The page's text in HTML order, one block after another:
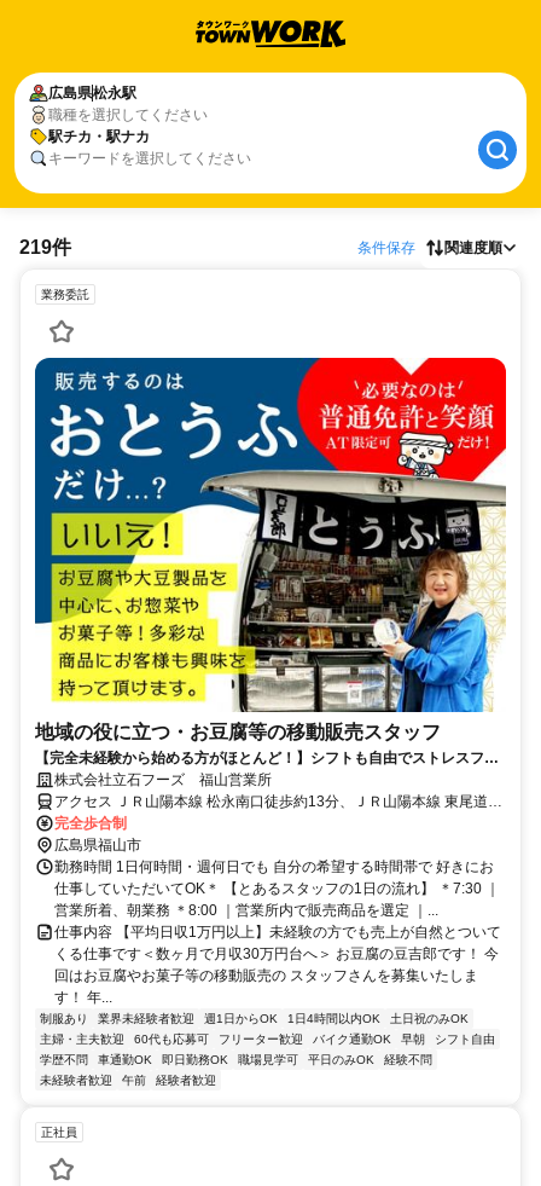
広島県松永駅
職種を選択してください
駅チカ・駅ナカ
キーワードを選択してください
219件 条件保存 関連度順
業務委託
地域の役に立つ・お豆腐等の移動販売スタッフ
【完全未経験から始める方がほとんど！】シフトも自由でストレスフリ
ー♪主婦さん活躍中！
株式会社立石フーズ 福山営業所
アクセス ＪＲ山陽本線 松永南口徒歩約13分、ＪＲ山陽本線 東尾道出
入口1徒歩約47分、ＪＲ山陽本線 備後赤坂徒歩約69分 車で松永駅か
ら4分｜東尾道駅から12分｜福山駅から25分
完全歩合制
広島県福山市
勤務時間 1日何時間・週何日でも 自分の希望する時間帯で 好きにお
仕事していただいてOK＊ 【とあるスタッフの1日の流れ】 ＊7:30 ｜
営業所着、朝業務 ＊8:00 ｜営業所内で販売商品を選定 ｜...
仕事内容 【平均日収1万円以上】未経験の方でも売上が自然とついて
くる仕事です＜数ヶ月で月収30万円台へ＞ お豆腐の豆吉郎です！ 今
回はお豆腐やお菓子等の移動販売の スタッフさんを募集いたしま
す！ 年...
制服あり 業界未経験者歓迎 週1日からOK 1日4時間以内OK
土日祝のみOK
主婦・主夫歓迎
60代も応募可 フリーター歓迎 バイク通勤OK 早朝
シフト自由
学歴不問
車通勤OK 即日勤務OK 職場見学可 平日のみOK
経験不問
未経験者歓迎
午前 経験者歓迎
正社員